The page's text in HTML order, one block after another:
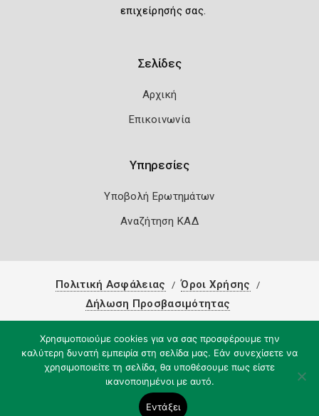
επιχείρησής σας.
Σελίδες
Αρχική
Επικοινωνία
Υπηρεσίες
Υποβολή Ερωτημάτων
Αναζήτηση ΚΑΔ
Πολιτική Ασφάλειας
Όροι Χρήσης
Δήλωση Προσβασιμότητας
Χρησιμοποιούμε cookies για να σας προσφέρουμε την
καλύτερη δυνατή εμπειρία στη σελίδα μας. Εάν συνεχίσετε να
χρησιμοποιείτε τη σελίδα, θα υποθέσουμε πως είστε
ικανοποιημένοι με αυτό.
Εντάξει